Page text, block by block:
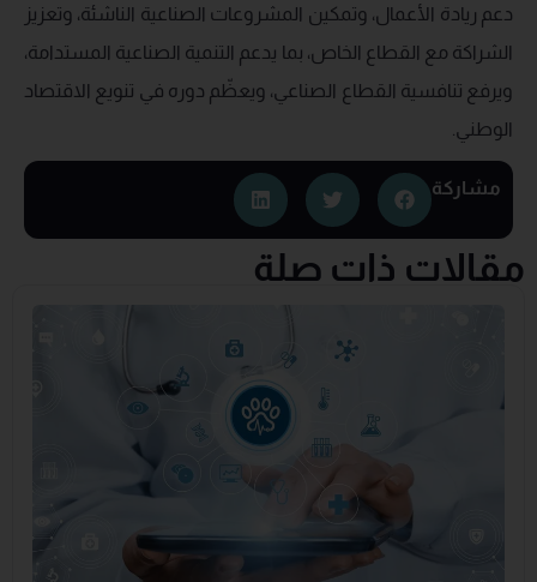
دعم ريادة الأعمال، وتمكين المشروعات الصناعية الناشئة، وتعزيز
الشراكة مع القطاع الخاص، بما يدعم التنمية الصناعية المستدامة،
ويرفع تنافسية القطاع الصناعي، ويعظّم دوره في تنويع الاقتصاد
الوطني.
مشاركة
مقالات ذات صلة